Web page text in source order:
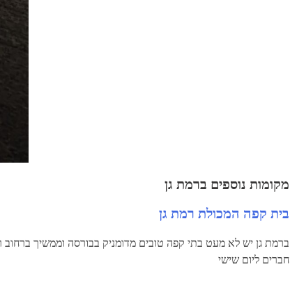
מקומות נוספים ברמת גן
בית קפה המכולת רמת גן
ברמת גן יש לא מעט בתי קפה טובים מדומניק בבורסה וממשיך
חברים ליום שישי